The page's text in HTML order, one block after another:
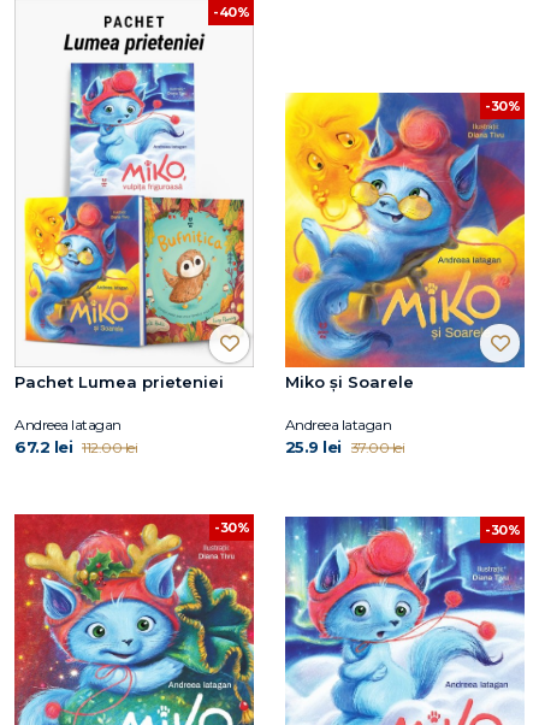
-40%
Pachet Lumea prieteniei
Andreea Iatagan
67.2 lei 112.00 lei
-30%
Miko și Soarele
Andreea Iatagan
25.9 lei 37.00 lei
-30% -30%